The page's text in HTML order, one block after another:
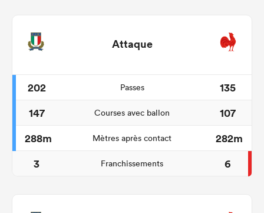
Attaque
202 Passes
135
147
Courses avec ballon
107
288m
Mètres après contact
282m
3
Franchissements 6